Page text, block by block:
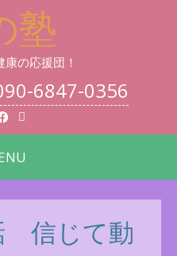
塾
の応援団！
6847-0356
信じて動